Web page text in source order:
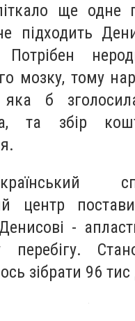
ще одне
підходить
Потрібен
мозку, тому
яка б
та збір
центр
-
перебігу.
зібрати 96 тис